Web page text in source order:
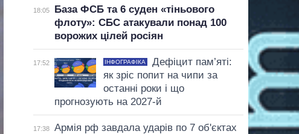
18:05
База ФСБ та 6 суден «тіньового
флоту»: СБС атакували понад 100
ворожих цілей росіян
17:52 ІНФОГРАФІКА
Дефіцит пам’яті:
як зріс попит на чипи за
останні роки і що
прогнозують на 2027-й
17:38
Армія рф завдала ударів по 7 об'єктах